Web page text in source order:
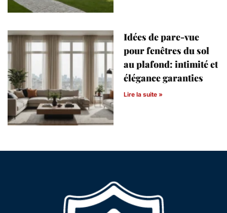
Idées de pare-vue
pour fenêtres du sol
au plafond: intimité et
élégance garanties
Lire la suite »